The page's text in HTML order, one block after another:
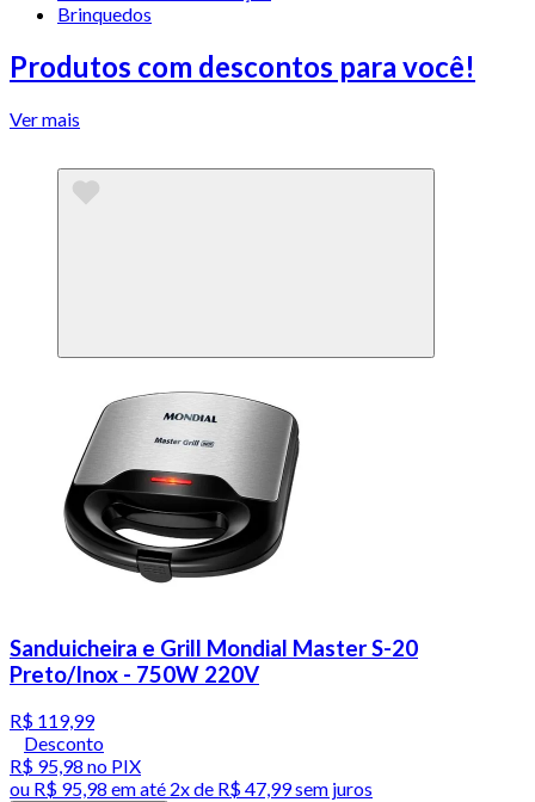
Brinquedos
Produtos com descontos para você!
Ver mais
Sanduicheira e Grill Mondial Master S-20
Preto/Inox - 750W 220V
R$ 119,99
Desconto
R$ 95,98 no PIX
ou R$ 95,98 em até 2x de R$ 47,99 sem juros